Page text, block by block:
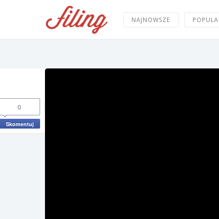
NAJNOWSZE
0
Skomentuj